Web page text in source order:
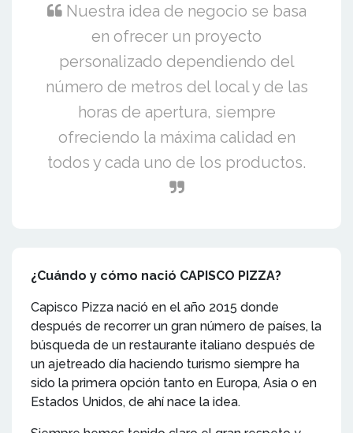
Nuestra idea de negocio se basa
en ofrecer un proyecto
personalizado dependiendo del
número de metros del local y de las
horas de apertura, siempre
ofreciendo la máxima calidad en
todos y cada uno de los productos.
¿Cuándo y cómo nació CAPISCO PIZZA?
Capisco Pizza nació en el año 2015 donde
después de recorrer un gran número de países, la
búsqueda de un restaurante italiano después de
un ajetreado día haciendo turismo siempre ha
sido la primera opción tanto en Europa, Asia o en
Estados Unidos, de ahí nace la idea.